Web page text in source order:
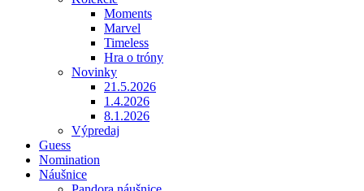
Moments
Marvel
Timeless
Hra o tróny
Novinky
21.5.2026
1.4.2026
8.1.2026
Výpredaj
Guess
Nomination
Náušnice